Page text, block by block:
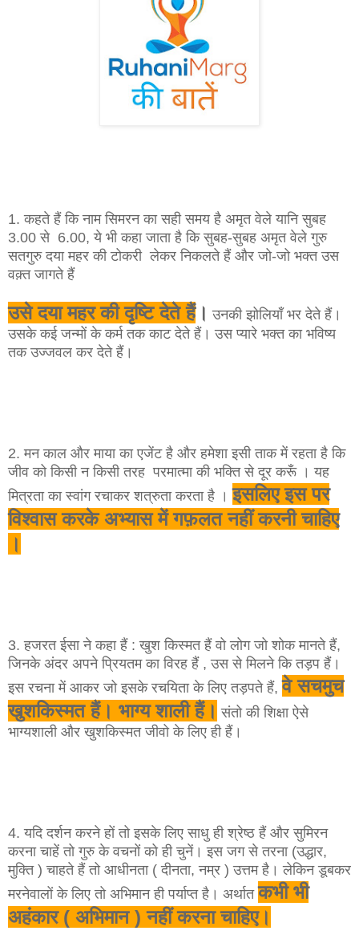
1. कहते हैं कि नाम सिमरन का सही समय है अमृत वेले यानि सुबह
3.00 से 6.00, ये भी कहा जाता है कि सुबह-सुबह अमृत वेले गुरु
सतगुरु दया महर की टोकरी लेकर निकलते हैं और जो-जो भक्त उस
वक़्त जागते हैं
उसे दया महर की दृष्टि देते हैं। उनकी झोलियाँ भर देते हैं।
उसके कई जन्मों के कर्म तक काट देते हैं। उस प्यारे भक्त का भविष्य
तक उज्जवल कर देते हैं।
2. मन काल और माया का एजेंट है और हमेशा इसी ताक में रहता है कि
जीव को किसी न किसी तरह परमात्मा की भक्ति से दूर करूँ । यह
मित्रता का स्वांग रचाकर शत्रुता करता है ।इसलिए इस पर
विश्वास करके अभ्यास में गफ़लत नहीं करनी चाहिए
।
3. हजरत ईसा ने कहा हैं : खुश किस्मत हैं वो लोग जो शोक मानते हैं,
जिनके अंदर अपने प्रियतम का विरह हैं , उस से मिलने कि तड़प हैं।
इस रचना में आकर जो इसके रचयिता के लिए तड़पते हैं,वे सचमुच
खुशकिस्मत हैं। भाग्य शाली हैं। संतो की शिक्षा ऐसे
भाग्यशाली और खुशकिस्मत जीवो के लिए ही हैं।
4. यदि दर्शन करने हों तो इसके लिए साधु ही श्रेष्ठ हैं और सुमिरन
करना चाहें तो गुरु के वचनों को ही चुनें। इस जग से तरना (उद्धार,
मुक्ति ) चाहते हैं तो आधीनता ( दीनता, नम्र ) उत्तम है। लेकिन डूबकर
मरनेवालों के लिए तो अभिमान ही पर्याप्त है। अर्थातकभी भी
अहंकार ( अभिमान ) नहीं करना चाहिए।